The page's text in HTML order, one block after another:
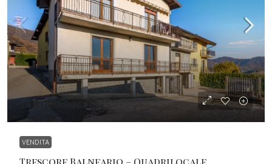
185.000,00€
VENDITA
Trescore Balneario – Quadrilocale